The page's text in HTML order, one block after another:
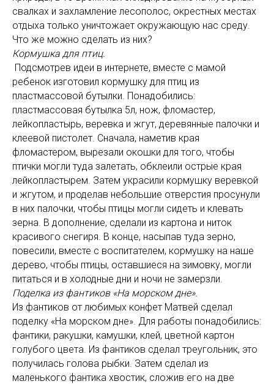
свалках и захламление лесополос, окрестных местах
отдыха только уничтожает окружающую нас среду.
Что же можно сделать из них?
Кормушка для птиц.
Подсмотрев идеи в интернете, вместе с мамой
ребенок изготовил кормушку для птиц из
пластмассовой бутылки. Понадобились:
пластмассовая бутылка 5л, нож, фломастер,
лейкопластырь, веревка и жгут, деревянные палочки и
клеевой пистолет. Сначала, наметив края
фломастером, вырезали окошки для того, чтобы
птички могли туда залетать, обклеили острые края
лейкопластырем. Затем украсили кормушку веревкой
и жгутом, и проделав небольшие отверстия просунули
в них палочки, чтобы птицы могли сидеть и клевать
зерна. В дополнение, сделали из картона и ниток
красивого снегиря. В конце, насыпав туда зерно,
повесили, вместе с воспитателем, кормушку на наше
дерево, чтобы птицы, оставшиеся на зимовку, могли
питаться и в холодные дни и ночи не замерзли.
Поделка из фантиков «На морском дне».
Из фантиков от любимых конфет Матвей сделал
поделку «На морском дне». Для работы понадобились:
фантики, ракушки, камушки, клей, цветной картон
голубого цвета. Из фантиков сделал треугольник, это
получилась голова рыбки. Затем сделал из
маленького фантика хвостик, сложив его на две